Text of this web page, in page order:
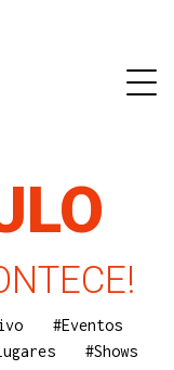
#Eventos
#Shows